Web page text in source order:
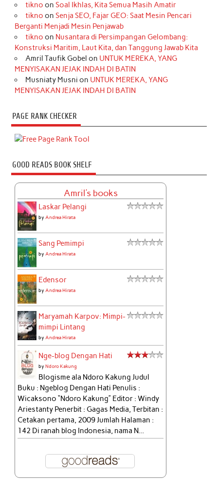
tikno on Soal Ikhlas, Kita Semua Masih Amatir
tikno on Senja SEO, Fajar GEO: Saat Mesin Pencari
Berganti Menjadi Mesin Penjawab
tikno on Nusantara di Persimpangan Gelombang:
Konstruksi Maritim, Laut Kita, dan Tanggung Jawab Kita
Amril Taufik Gobel on UNTUK MEREKA, YANG
MENYISAKAN JEJAK INDAH DI BATIN
Musniaty Musni on UNTUK MEREKA, YANG
MENYISAKAN JEJAK INDAH DI BATIN
PAGE RANK CHECKER
GOOD READS BOOK SHELF
Amril's books
Laskar Pelangi
byAndrea Hirata
Sang Pemimpi
byAndrea Hirata
Edensor
byAndrea Hirata
Maryamah Karpov: Mimpi-
mimpi Lintang
byAndrea Hirata
Nge-blog Dengan Hati
byNdoro Kakung
Blogisme ala Ndoro Kakung Judul
Buku : Ngeblog Dengan Hati Penulis :
Wicaksono “Ndoro Kakung” Editor : Windy
Ariestanty Penerbit : Gagas Media, Terbitan :
Cetakan pertama, 2009 Jumlah Halaman :
142 Di ranah blog Indonesia, nama N...